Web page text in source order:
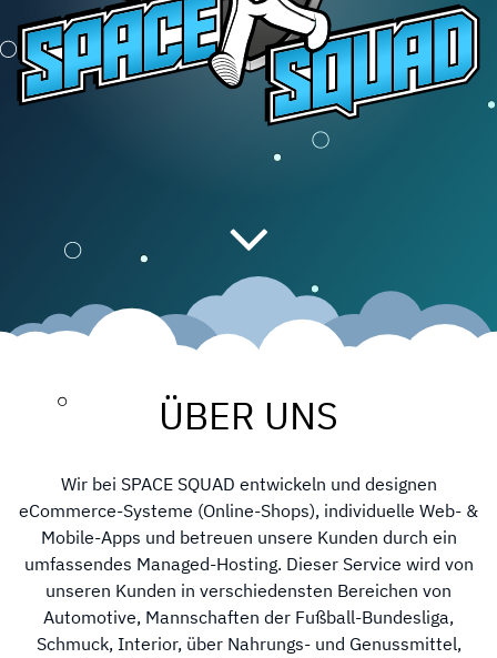
ÜBER UNS
Wir bei SPACE SQUAD entwickeln und designen
eCommerce-Systeme (Online-Shops), individuelle Web- &
Mobile-Apps und betreuen unsere Kunden durch ein
umfassendes Managed-Hosting. Dieser Service wird von
unseren Kunden in verschiedensten Bereichen von
Automotive, Mannschaften der Fußball-Bundesliga,
Schmuck, Interior, über Nahrungs- und Genussmittel,